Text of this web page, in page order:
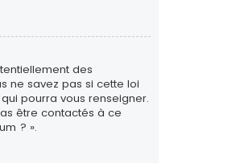
des
ne savez pas si cette loi
pourra vous renseigner.
être contactés à ce
? ».